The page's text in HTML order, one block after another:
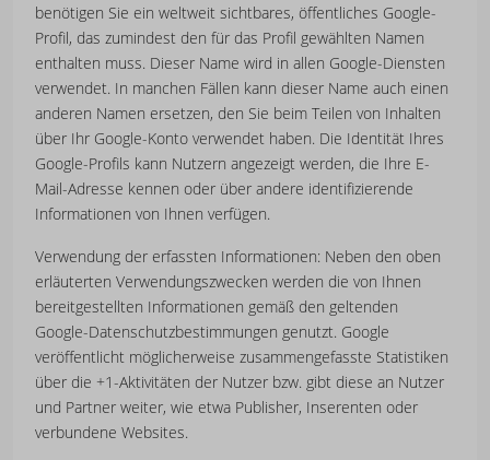
benötigen Sie ein weltweit sichtbares, öffentliches Google-
Profil, das zumindest den für das Profil gewählten Namen
enthalten muss. Dieser Name wird in allen Google-Diensten
verwendet. In manchen Fällen kann dieser Name auch einen
anderen Namen ersetzen, den Sie beim Teilen von Inhalten
über Ihr Google-Konto verwendet haben. Die Identität Ihres
Google-Profils kann Nutzern angezeigt werden, die Ihre E-
Mail-Adresse kennen oder über andere identifizierende
Informationen von Ihnen verfügen.
Verwendung der erfassten Informationen: Neben den oben
erläuterten Verwendungszwecken werden die von Ihnen
bereitgestellten Informationen gemäß den geltenden
Google-Datenschutzbestimmungen genutzt. Google
veröffentlicht möglicherweise zusammengefasste Statistiken
über die +1-Aktivitäten der Nutzer bzw. gibt diese an Nutzer
und Partner weiter, wie etwa Publisher, Inserenten oder
verbundene Websites.